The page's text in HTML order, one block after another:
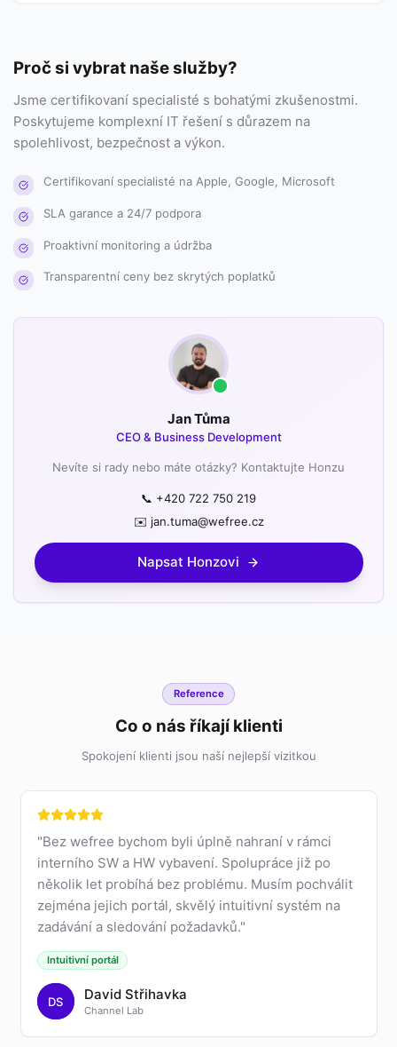
Proč si vybrat naše služby?
Jsme certifikovaní specialisté s bohatými zkušenostmi.
Poskytujeme komplexní IT řešení s důrazem na
spolehlivost, bezpečnost a výkon.
Certifikovaní specialisté na Apple, Google, Microsoft
SLA garance a 24/7 podpora
Proaktivní monitoring a údržba
Transparentní ceny bez skrytých poplatků
Jan Tůma
CEO & Business Development
Nevíte si rady nebo máte otázky? Kontaktujte Honzu
📞 +420 722 750 219
✉️ jan.tuma@wefree.cz
Napsat Honzovi
Reference
Co o nás říkají klienti
Spokojení klienti jsou naší nejlepší vizitkou
"Bez wefree bychom byli úplně nahraní v rámci
interního SW a HW vybavení. Spolupráce již po
několik let probíhá bez problému. Musím pochválit
zejména jejich portál, skvělý intuitivní systém na
zadávání a sledování požadavků."
Intuitivní portál
DS David Střihavka
Channel Lab